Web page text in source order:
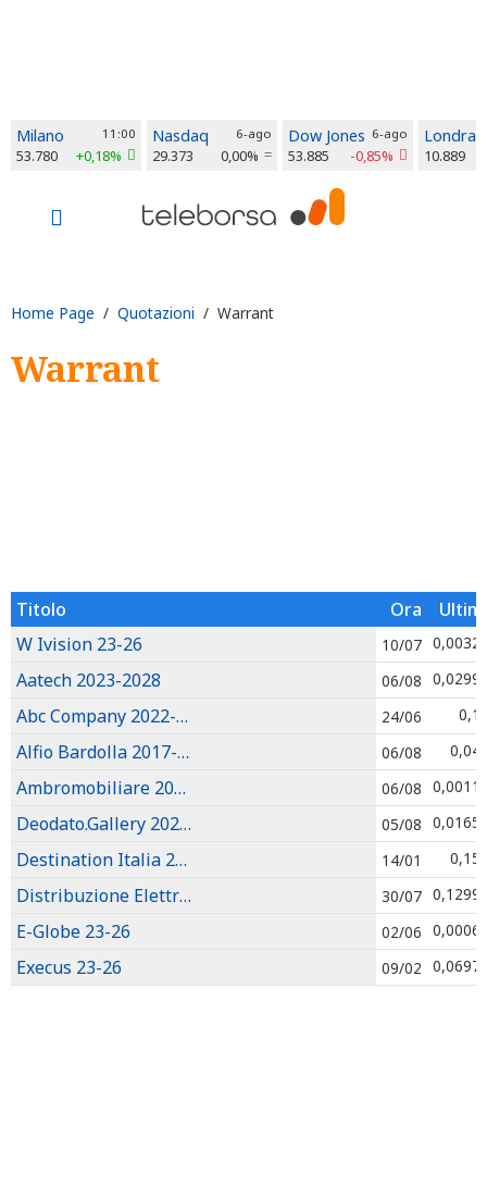
Milano 11:00
53.780 +0,18%
Nasdaq 6-ago
29.373 0,00%
Dow Jones 6-ago
53.885 -0,85%
Londra
10.889
Home Page / Quotazioni / Warrant
Warrant
Titolo Ora
W Ivision 23-26
10/07 0,0032
Aatech 2023-2028 06/08 0,0299
Abc Company 2022-2029 24/06 0,1
Alfio Bardolla 2017-2027 06/08 0,04
Ambromobiliare 2020-2026 06/08 0,0011
Deodato.Gallery 2023-2028 05/08 0,0165
Destination Italia 2024-2027 14/01 0,15
Distribuzione Elettrica Adriatica 2024-2027 30/07 0,1299
E-Globe 23-26 02/06 0,0006
Execus 23-26 09/02 0,0697